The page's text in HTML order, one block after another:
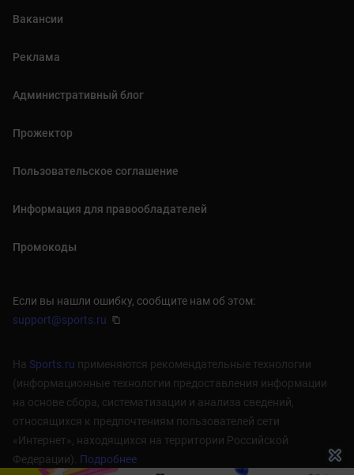
Вакансии
Реклама
Административный блог
Прожектор
Пользовательское соглашение
Информация для правообладателей
Промокоды
Если вы нашли ошибку, сообщите нам об этом:
support@sports.ru
На Sports.ru применяются рекомендательные технологии
(информационные технологии предоставления информации
на основе сбора, систематизации и анализа сведений,
относящихся к предпочтениям пользователей сети
«Интернет», находящихся на территории Российской
Федерации). Подробнее